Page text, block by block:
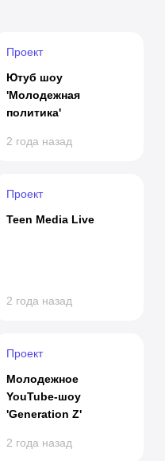
Проект
Ютуб шоу
'Молодежная
политика'
2 года назад
Проект
Teen Media Live
2 года назад
Проект
Молодежное
YouTube-шоу
'Generation Z'
2 года назад